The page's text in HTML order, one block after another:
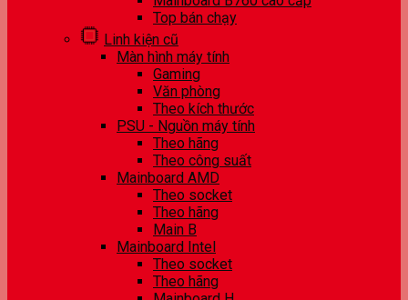
Top bán chạy
Linh kiện cũ
Màn hình máy tính
Gaming
Văn phòng
Theo kích thước
PSU - Nguồn máy tính
Theo hãng
Theo công suất
Mainboard AMD
Theo socket
Theo hãng
Main B
Mainboard Intel
Theo socket
Theo hãng